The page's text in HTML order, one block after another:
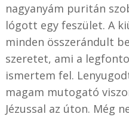
nagyanyám puritán
lógott egy feszület. A
minden összerándult
szeretet, ami a
ismertem fel.
magam mutogató
Jézussal az úton. Még